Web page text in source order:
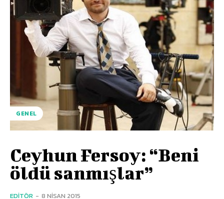
GENEL
Ceyhun Fersoy: “Beni
öldü sanmışlar”
EDITÖR - 8 NISAN 2015